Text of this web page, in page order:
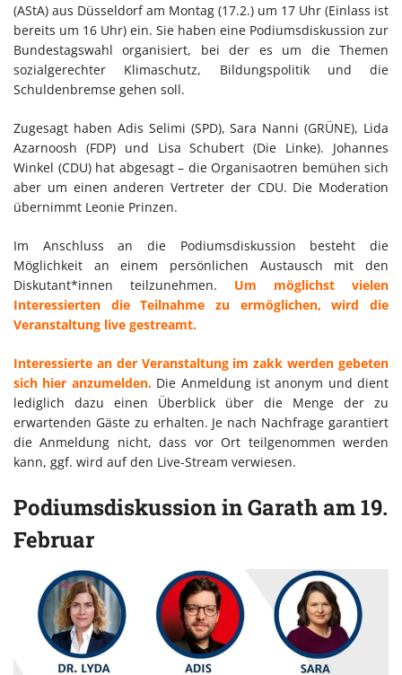
(AStA) aus Düsseldorf am Montag (17.2.) um 17 Uhr (Einlass ist
bereits um 16 Uhr) ein. Sie haben eine Podiumsdiskussion zur
Bundestagswahl organisiert, bei der es um die Themen
sozialgerechter Klimaschutz, Bildungspolitik und die
Schuldenbremse gehen soll.
Zugesagt haben Adis Selimi (SPD), Sara Nanni (GRÜNE), Lida
Azarnoosh (FDP) und Lisa Schubert (Die Linke). Johannes
Winkel (CDU) hat abgesagt – die Organisaotren bemühen sich
aber um einen anderen Vertreter der CDU. Die Moderation
übernimmt Leonie Prinzen.
Im Anschluss an die Podiumsdiskussion besteht die
Möglichkeit an einem persönlichen Austausch mit den
Diskutant*innen teilzunehmen. Um möglichst vielen
Interessierten die Teilnahme zu ermöglichen, wird die
Veranstaltung live gestreamt.
Interessierte an der Veranstaltung im zakk werden gebeten
sich hier anzumelden.Die Anmeldung ist anonym und dient
lediglich dazu einen Überblick über die Menge der zu
erwartenden Gäste zu erhalten. Je nach Nachfrage garantiert
die Anmeldung nicht, dass vor Ort teilgenommen werden
kann, ggf. wird auf den Live-Stream verwiesen.
Podiumsdiskussion in Garath am 19.
Februar